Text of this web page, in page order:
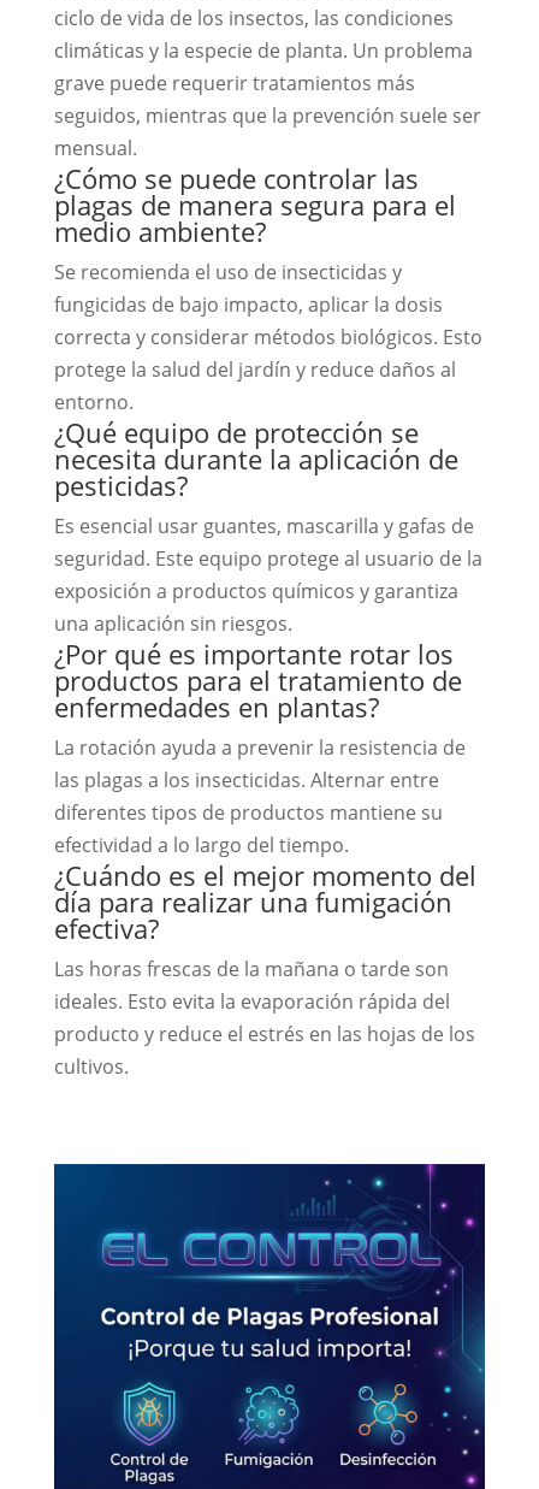
ciclo de vida de los insectos, las condiciones
climáticas y la especie de planta. Un problema
grave puede requerir tratamientos más
seguidos, mientras que la prevención suele ser
mensual.
¿Cómo se puede controlar las
plagas de manera segura para el
medio ambiente?
Se recomienda el uso de insecticidas y
fungicidas de bajo impacto, aplicar la dosis
correcta y considerar métodos biológicos. Esto
protege la salud del jardín y reduce daños al
entorno.
¿Qué equipo de protección se
necesita durante la aplicación de
pesticidas?
Es esencial usar guantes, mascarilla y gafas de
seguridad. Este equipo protege al usuario de la
exposición a productos químicos y garantiza
una aplicación sin riesgos.
¿Por qué es importante rotar los
productos para el tratamiento de
enfermedades en plantas?
La rotación ayuda a prevenir la resistencia de
las plagas a los insecticidas. Alternar entre
diferentes tipos de productos mantiene su
efectividad a lo largo del tiempo.
¿Cuándo es el mejor momento del
día para realizar una fumigación
efectiva?
Las horas frescas de la mañana o tarde son
ideales. Esto evita la evaporación rápida del
producto y reduce el estrés en las hojas de los
cultivos.